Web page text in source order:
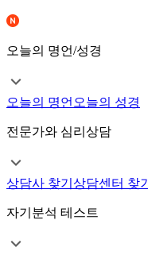
오늘의 명언/성경
오늘의 명언 오늘의 성경
전문가와 심리상담
상담사 찾기 상담센터 찾기
자기분석 테스트